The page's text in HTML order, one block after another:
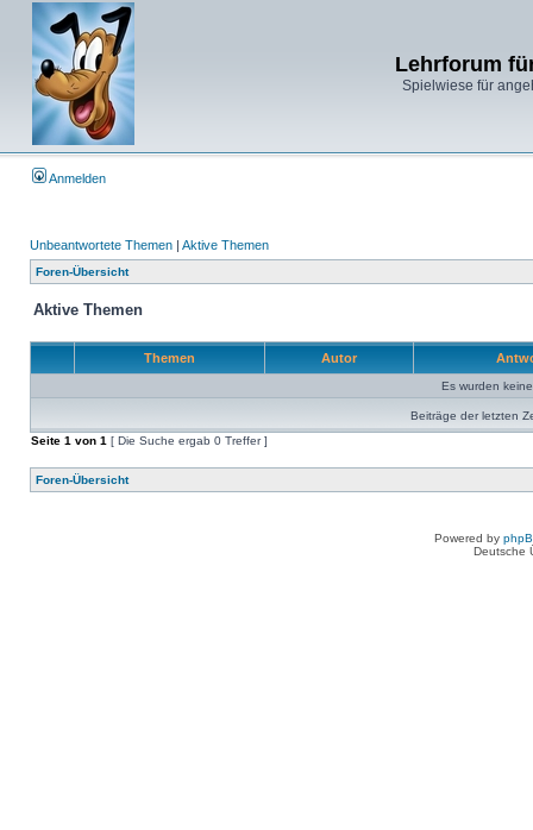
Lehrforum
Spielwiese für
Anmelden
Unbeantwortete Themen | Aktive Themen
Foren-Übersicht
Aktive Themen
Themen Autor
Es wurden
Beiträge der letzten
Seite 1 von 1 [ Die Suche ergab 0 Treffer ]
Foren-Übersicht
Powered by
Deutsche